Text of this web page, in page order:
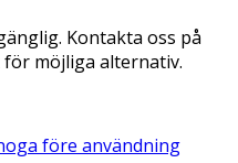
Kontakta oss på
möjliga alternativ.
före användning